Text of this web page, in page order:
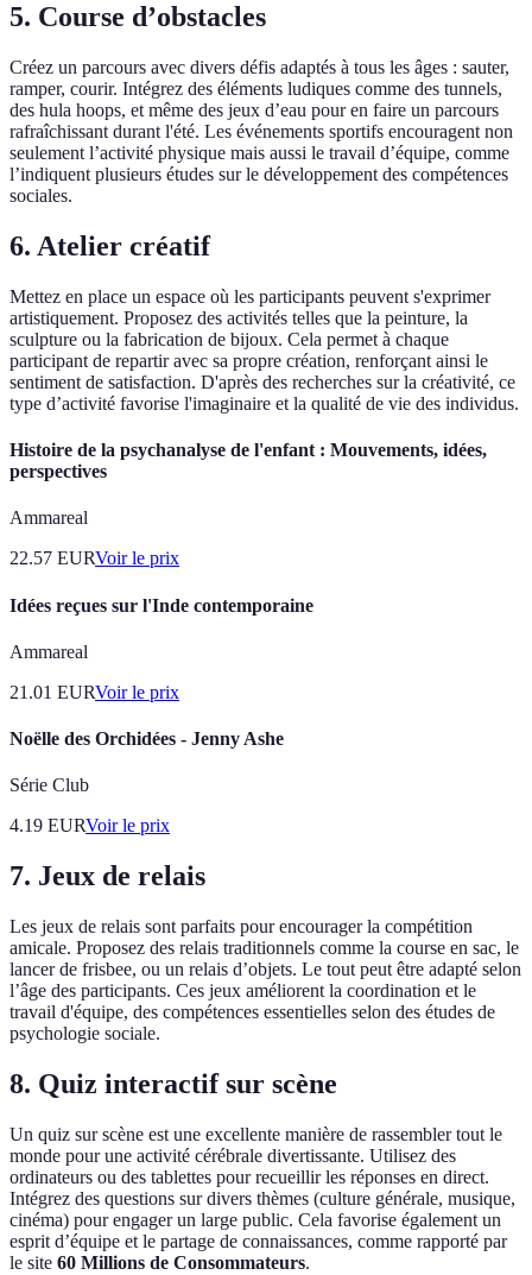
5. Course d’obstacles
Créez un parcours avec divers défis adaptés à tous les âges : sauter,
ramper, courir. Intégrez des éléments ludiques comme des tunnels,
des hula hoops, et même des jeux d’eau pour en faire un parcours
rafraîchissant durant l'été. Les événements sportifs encouragent non
seulement l’activité physique mais aussi le travail d’équipe, comme
l’indiquent plusieurs études sur le développement des compétences
sociales.
6. Atelier créatif
Mettez en place un espace où les participants peuvent s'exprimer
artistiquement. Proposez des activités telles que la peinture, la
sculpture ou la fabrication de bijoux. Cela permet à chaque
participant de repartir avec sa propre création, renforçant ainsi le
sentiment de satisfaction. D'après des recherches sur la créativité, ce
type d’activité favorise l'imaginaire et la qualité de vie des individus.
Histoire de la psychanalyse de l'enfant : Mouvements, idées,
perspectives
Ammareal
22.57 EURVoir le prix
Idées reçues sur l'Inde contemporaine
Ammareal
21.01 EURVoir le prix
Noëlle des Orchidées - Jenny Ashe
Série Club
4.19 EURVoir le prix
7. Jeux de relais
Les jeux de relais sont parfaits pour encourager la compétition
amicale. Proposez des relais traditionnels comme la course en sac, le
lancer de frisbee, ou un relais d’objets. Le tout peut être adapté selon
l’âge des participants. Ces jeux améliorent la coordination et le
travail d'équipe, des compétences essentielles selon des études de
psychologie sociale.
8. Quiz interactif sur scène
Un quiz sur scène est une excellente manière de rassembler tout le
monde pour une activité cérébrale divertissante. Utilisez des
ordinateurs ou des tablettes pour recueillir les réponses en direct.
Intégrez des questions sur divers thèmes (culture générale, musique,
cinéma) pour engager un large public. Cela favorise également un
esprit d’équipe et le partage de connaissances, comme rapporté par
le site 60 Millions de Consommateurs.